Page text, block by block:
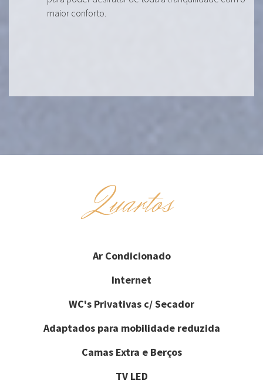
maior conforto.
Quartos
Ar Condicionado
Internet
WC's Privativas c/ Secador
Adaptados para mobilidade reduzida
Camas Extra e Berços
TV LED